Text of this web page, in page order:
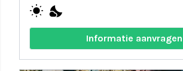
wb_sunny nights_stay
Informatie aanvragen